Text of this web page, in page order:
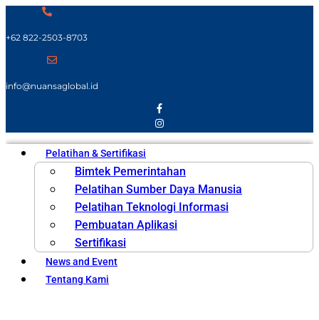
+62 822-2503-8703
info@nuansaglobal.id
Pelatihan & Sertifikasi
Bimtek Pemerintahan
Pelatihan Sumber Daya Manusia
Pelatihan Teknologi Informasi
Pembuatan Aplikasi
Sertifikasi
News and Event
Tentang Kami